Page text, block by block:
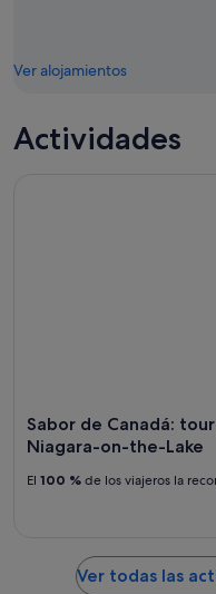
Ver alojamientos
Actividades
Sabor de Canadá:
Niagara-on-the-Lake
El 100 % de los viajeros la
Ver todas las